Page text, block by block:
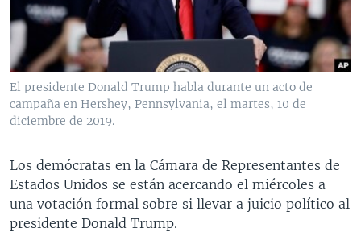
VENEZUELA
BRASIL
NICARAGUA
ECONOMÍA
ENTRETENIMIENTO Y CULTURA
TECNOLOGÍA
DEPORTES
CIENCIA Y SALUD
MULTIMEDIA
VIDEOS
FOTOGRAFÍA
AUDIOS
PROGRAMAS TV
EL MUNDO AL DÍA
FORO INTERAMERICANO
LAS CLAVES
PANORAMA
RADIO
AVANCE INFORMATIVO
AUDIONOTICIAS
BUENOS DÍAS AMÉRICA
ESTADOS UNIDOS AL DÍA
EL MUNDO AL DÍA [RADIO]
DIRECT
DOCUMENTALES DE LA VOA
Learning English
SÍGANOS
El presidente Donald Trump habla durante un acto de
campaña en Hershey, Pennsylvania, el martes, 10 de
diciembre de 2019.
Los demócratas en la Cámara de Representantes de
Estados Unidos se están acercando el miércoles a
una votación formal sobre si llevar a juicio político al
presidente Donald Trump.